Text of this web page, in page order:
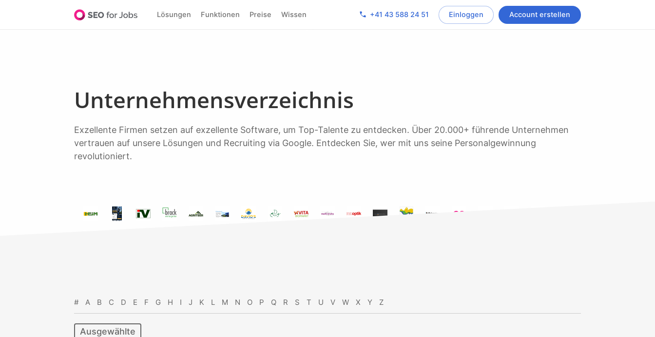
Lösungen Funktionen Preise Wissen Account erstellen
Einloggen
phone +41 43 588 24 51
Unternehmensverzeichnis
Exzellente Firmen setzen auf exzellente Software, um Top-Talente zu entdecken. Über 20.000+ führende Unternehmen
vertrauen auf unsere Lösungen und Recruiting via Google. Entdecken Sie, wer mit uns seine Personalgewinnung
revolutioniert.
# A B C D E F G H I J K L M N O P Q R S T U V W X Y Z
Ausgewählte